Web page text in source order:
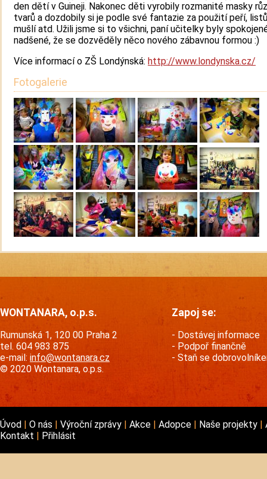
den dětí v Guineji. Nakonec děti vyrobily rozmanité masky
tvarů a dozdobily si je podle své fantazie za použití peří,
mušlí atd. Užili jsme si to všichni, paní učitelky byly
nadšené, že se dozvěděly něco nového zábavnou formou :)
Více informací o ZŠ Londýnská: http://www.londynska.cz/
Fotogalerie
WONTANARA, o.p.s.
Rumunská 1, 120 00 Praha 2
tel. 604 983 875
e-mail: info@wontanara.cz
© 2020 Wontanara, o.p.s.
Zapoj se:
Dostávej informace
Podpoř finančně
Staň se
Úvod O nás Výroční zprávy Akce Adopce Naše projekty
Kontakt
Přihlásit